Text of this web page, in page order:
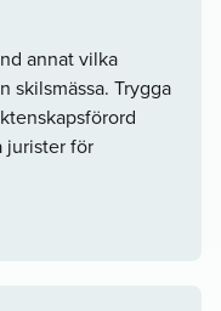
annat vilka
skilsmässa. Trygga
jurister för